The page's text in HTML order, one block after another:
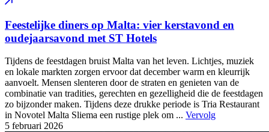
Feestelijke diners op Malta: vier kerstavond en
oudejaarsavond met ST Hotels
Tijdens de feestdagen bruist Malta van het leven. Lichtjes, muziek
en lokale markten zorgen ervoor dat december warm en kleurrijk
aanvoelt. Mensen slenteren door de straten en genieten van de
combinatie van tradities, gerechten en gezelligheid die de feestdagen
zo bijzonder maken. Tijdens deze drukke periode is Tria Restaurant
in Novotel Malta Sliema een rustige plek om ... Vervolg
5 februari 2026